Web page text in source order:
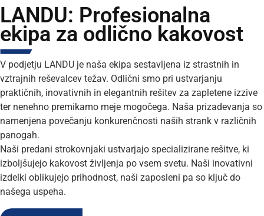
LANDU: Profesionalna
ekipa za odlično kakovost
V podjetju LANDU je naša ekipa sestavljena iz strastnih in
vztrajnih reševalcev težav. Odlični smo pri ustvarjanju
praktičnih, inovativnih in elegantnih rešitev za zapletene izzive
ter nenehno premikamo meje mogočega. Naša prizadevanja so
namenjena povečanju konkurenčnosti naših strank v različnih
panogah.
Naši predani strokovnjaki ustvarjajo specializirane rešitve, ki
izboljšujejo kakovost življenja po vsem svetu. Naši inovativni
izdelki oblikujejo prihodnost, naši zaposleni pa so ključ do
našega uspeha.